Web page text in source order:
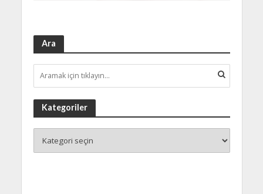
Ara
Kategoriler